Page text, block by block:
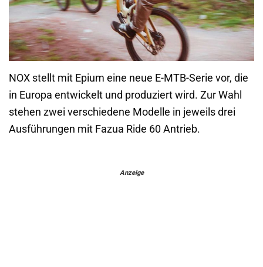
NOX stellt mit Epium eine neue E-MTB-Serie vor, die
in Europa entwickelt und produziert wird. Zur Wahl
stehen zwei verschiedene Modelle in jeweils drei
Ausführungen mit Fazua Ride 60 Antrieb.
Anzeige